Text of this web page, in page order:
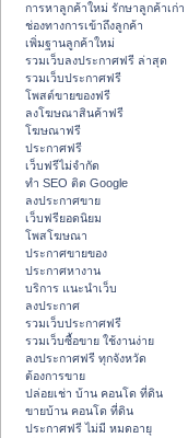
การหาลูกค้าใหม่ รักษาลูกค้าเก่า
ช่องทางการเข้าถึงลูกค้า
เพิ่มฐานลูกค้าใหม่
รวมเว็บลงประกาศฟรี ล่าสุด
รวมเว็บประกาศฟรี
โพสต์ขายของฟรี
ลงโฆษณาสินค้าฟรี
โฆษณาฟรี
ประกาศฟรี
เว็บฟรีไม่จำกัด
ทำ SEO ติด Google
ลงประกาศขาย
เว็บฟรียอดนิยม
โพสโฆษณา
ประกาศขายของ
ประกาศหางาน
บริการ แนะนำเว็บ
ลงประกาศ
รวมเว็บประกาศฟรี
รวมเว็บซื้อขาย ใช้งานง่าย
ลงประกาศฟรี ทุกจังหวัด
ต้องการขาย
ปล่อยเช่า บ้าน คอนโด ที่ดิน
ขายบ้าน คอนโด ที่ดิน
ประกาศฟรี ไม่มี หมดอายุ